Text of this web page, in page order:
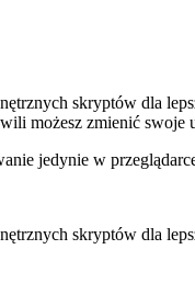
skryptów dla
możesz zmienić swoje
jedynie w
skryptów dla